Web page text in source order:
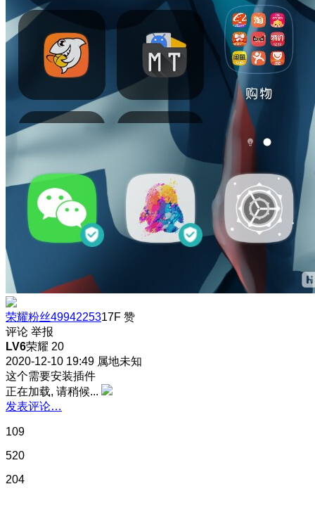
荣耀粉丝4994225317F 赞
评论 举报
LV6荣耀 20
2020-12-10 19:49 属地未知
这个需要安装插件
正在加载, 请稍候...
发表评论…
109
520
204